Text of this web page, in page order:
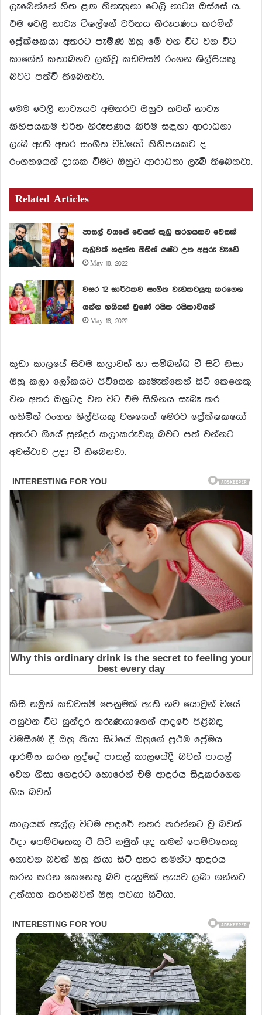
ලැබෙන්නේ හිත ළඟ හිනැහුනා ටෙලි නාට්‍ය ඔස්සේ ය.
එම ටෙලි නාට්‍ය විෂල්ගේ චරිතය නිරූපණය කරමින්
ප්‍රේක්ෂකයා අතරට පැමිණි ඔහු මේ වන විට වන විට
කාගේත් කතාබහට ලක්වූ කඩවසම් රංගන ශිල්පියකු
බවට පත්වී තිබෙනවා.
මෙම ටෙලි නාට්‍යයට අමතරව ඔහුට තවත් නාට්‍ය
කිහිපයකම චරිත නිරූපණය කිරීම සඳහා ආරාධනා
ලැබී ඇති අතර සංගීත වීඩියෝ කිහිපයකට ද
රංගනයෙන් දායක වීමට ඔහුට ආරාධනා ලැබී තිබෙනවා.
Related Articles
පාසල් වයසේ වෙසක් කුඩු තරගයකට වෙසක්
කුඩුවක් හදන්න ගිහින් යෂ්ට උන අපුරු වැඩේ
May 18, 2022
වසර 12 සාර්ථකව සංගීත වැඩකටයුතු කරගෙන
යන්න හයියක් වුණේ රසික රසිකාවියන්
May 16, 2022
කුඩා කාලයේ සිටම කලාවත් හා සම්බන්ධ වී සිටි නිසා
ඔහු කලා ලෝකයට පිවිසෙන කැමැත්තෙන් සිටි කෙනෙකු
වන අතර ඔහුටද වන විට එම සිහිනය සැබෑ කර
ගනිමින් රංගන ශිල්පියකු වශයෙන් මෙරට ප්‍රේක්ෂකයෝ
අතරට ගියේ සුන්දර කලාකරුවකු බවට පත් වන්නට
අවස්ථාව උදා වී තිබෙනවා.
කිසි නමුත් කඩවසම් පෙනුමක් ඇති නව යොවුන් වියේ
පසුවන විට සුන්දර තරුණයාගෙන් ආදරේ පිළිබඳ
විමසීමේ දී ඔහු කියා සිටියේ ඔහුගේ ප්‍රථම ප්‍රේමය
ආරම්භ කරන ලද්දේ පාසල් කාලයේදී බවත් පාසල්
වෙන නිසා ගෙදරට හොරෙන් එම ආදරය සිදුකරගෙන
ගිය බවත්
කාලයක් ඇල්ල විටම ආදරේ නතර කරන්නට වූ බවත්
එදා පෙම්වතෙකු වී සිටි නමුත් අද තමන් පෙම්වතෙකු
නොවන බවත් ඔහු කියා සිටි අතර තමන්ට ආදරය
කරන කරන කෙනෙකු බව දැනුමක් ඇයව ලබා ගන්නට
උත්සාහ කරනබවත් ඔහු පවසා සිටියා.